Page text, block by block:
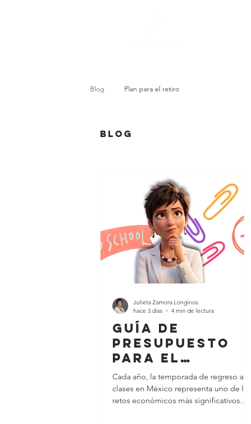
Blog Plan para el retiro
Blog
Guía de
Presupuesto
para el
Regreso a
Clases en
México: Cómo
Cada año, la temporada de regreso a
clases en México representa uno de los
retos económicos más significativos
Julieta Zamora Longinos
hace 3 días
4 min de lectura